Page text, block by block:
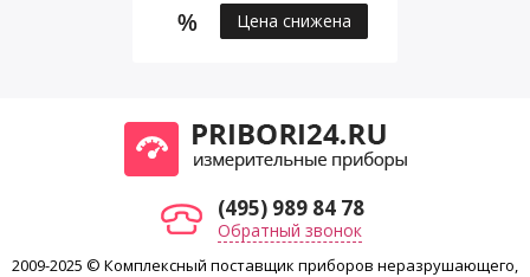
Цена снижена
(495) 989 84 78
Обратный звонок
2009-2025 © Комплексный поставщик приборов неразрушающего,